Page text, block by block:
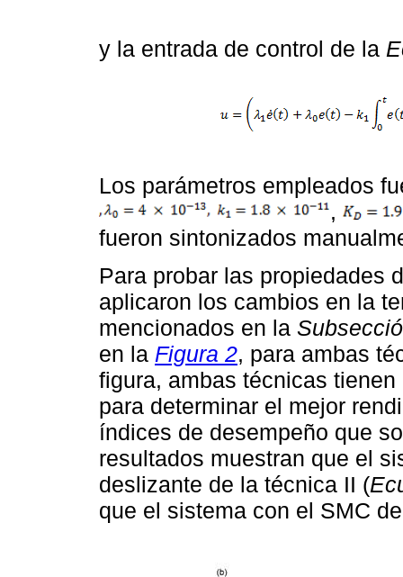
y la entrada de control de la
Los parámetros empleados
,
fueron sintonizados
Para probar las propiedades
aplicaron los cambios en la
mencionados en la
en la Figura 2, para ambas
figura, ambas técnicas
para determinar el mejor
índices de desempeño que
resultados muestran que el
deslizante de la técnica II (
que el sistema con el SMC